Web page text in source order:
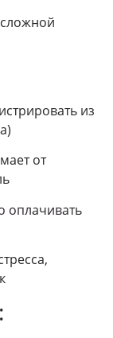
из
от
оплачивать